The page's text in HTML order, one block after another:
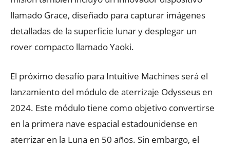
llamado Grace, diseñado para capturar imágenes
detalladas de la superficie lunar y desplegar un
rover compacto llamado Yaoki.
El próximo desafío para Intuitive Machines será el
lanzamiento del módulo de aterrizaje Odysseus en
2024. Este módulo tiene como objetivo convertirse
en la primera nave espacial estadounidense en
aterrizar en la Luna en 50 años. Sin embargo, el